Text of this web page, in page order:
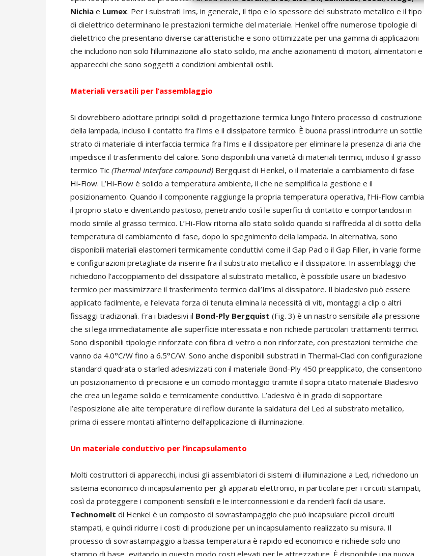
Nichia e Lumex. Per i substrati Ims, in generale, il tipo e lo spessore del substrato metallico e il tipo
di dielettrico determinano le prestazioni termiche del materiale. Henkel offre numerose tipologie di
dielettrico che presentano diverse caratteristiche e sono ottimizzate per una gamma di applicazioni
che includono non solo l’illuminazione allo stato solido, ma anche azionamenti di motori, alimentatori e
apparecchi che sono soggetti a condizioni ambientali ostili.
Materiali versatili per l’assemblaggio
Si dovrebbero adottare principi solidi di progettazione termica lungo l’intero processo di costruzione
della lampada, incluso il contatto fra l’Ims e il dissipatore termico. È buona prassi introdurre un sottile
strato di materiale di interfaccia termica fra l’Ims e il dissipatore per eliminare la presenza di aria che
impedisce il trasferimento del calore. Sono disponibili una varietà di materiali termici, incluso il grasso
termico Tic (Thermal interface compound) Bergquist di Henkel, o il materiale a cambiamento di fase
Hi-Flow. L’Hi-Flow è solido a temperatura ambiente, il che ne semplifica la gestione e il
posizionamento. Quando il componente raggiunge la propria temperatura operativa, l’Hi-Flow cambia
il proprio stato e diventando pastoso, penetrando così le superfici di contatto e comportandosi in
modo simile al grasso termico. L’Hi-Flow ritorna allo stato solido quando si raffredda al di sotto della
temperatura di cambiamento di fase, dopo lo spegnimento della lampada. In alternativa, sono
disponibili materiali elastomeri termicamente conduttivi come il Gap Pad o il Gap Filler, in varie forme
e configurazioni pretagliate da inserire fra il substrato metallico e il dissipatore. In assemblaggi che
richiedono l’accoppiamento del dissipatore al substrato metallico, è possibile usare un biadesivo
termico per massimizzare il trasferimento termico dall’Ims al dissipatore. Il biadesivo può essere
applicato facilmente, e l’elevata forza di tenuta elimina la necessità di viti, montaggi a clip o altri
fissaggi tradizionali. Fra i biadesivi il Bond-Ply Bergquist (Fig. 3) è un nastro sensibile alla pressione
che si lega immediatamente alle superficie interessata e non richiede particolari trattamenti termici.
Sono disponibili tipologie rinforzate con fibra di vetro o non rinforzate, con prestazioni termiche che
vanno da 4.0°C/W fino a 6.5°C/W. Sono anche disponibili substrati in Thermal-Clad con configurazione
standard quadrata o starled adesivizzati con il materiale Bond-Ply 450 preapplicato, che consentono
un posizionamento di precisione e un comodo montaggio tramite il sopra citato materiale Biadesivo
che crea un legame solido e termicamente conduttivo. L’adesivo è in grado di sopportare
l’esposizione alle alte temperature di reflow durante la saldatura del Led al substrato metallico,
prima di essere montati all’interno dell’applicazione di illuminazione.
Un materiale conduttivo per l’incapsulamento
Molti costruttori di apparecchi, inclusi gli assemblatori di sistemi di illuminazione a Led, richiedono un
sistema economico di incapsulamento per gli apparati elettronici, in particolare per i circuiti stampati,
così da proteggere i componenti sensibili e le interconnessioni e da renderli facili da usare.
Technomelt di Henkel è un composto di sovrastampaggio che può incapsulare piccoli circuiti
stampati, e quindi ridurre i costi di produzione per un incapsulamento realizzato su misura. Il
processo di sovrastampaggio a bassa temperatura è rapido ed economico e richiede solo uno